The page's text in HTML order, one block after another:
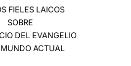
FIELES LAICOS
SOBRE
DEL EVANGELIO
ACTUAL